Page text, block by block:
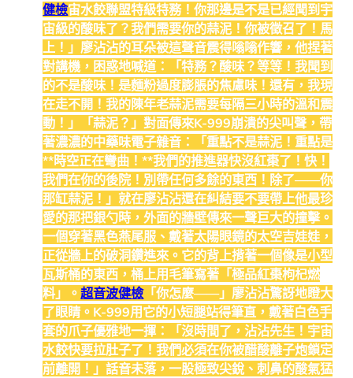
健檢宙水餃聯盟特級特務！你那邊是不是已經聞到宇
宙級的酸味了？我們需要你的蒜泥！你被徵召了！馬
上！」廖沾沾的耳朵被這聲音震得嗡嗡作響，他捏著
對講機，困惑地喊道：「特務？酸味？等等！我聞到
的不是酸味！是麵粉過度膨脹的焦慮味！還有，我現
在走不開！我的陳年老蒜泥需要每隔三小時的溫和震
動！」「蒜泥？」對面傳來K-999崩潰的尖叫聲，帶
著濃濃的中藥味電子雜音：「重點不是蒜泥！重點是
**時空正在彎曲！**我們的推進器快沒紅棗了！快！
我們在你的後院！別帶任何多餘的東西！除了——你
那缸蒜泥！」就在廖沾沾還在糾結要不要帶上他最珍
愛的那把銀勺時，外面的牆壁傳來一聲巨大的撞擊。
一個穿著黑色燕尾服、戴著太陽眼鏡的太空吉娃娃，
正從牆上的破洞鑽進來。它的背上揹著一個像是小型
瓦斯桶的東西，桶上用毛筆寫著「極品紅棗枸杞燃
料」。超音波健檢「你怎麼——」廖沾沾驚訝地瞪大
了眼睛。K-999用它的小短腿站得筆直，戴著白色手
套的爪子優雅地一揮：「沒時間了，沾沾先生！宇宙
水餃快要拉肚子了！我們必須在你被醋酸離子炮鎖定
前離開！」話音未落，一股極致尖銳、刺鼻的酸氣猛